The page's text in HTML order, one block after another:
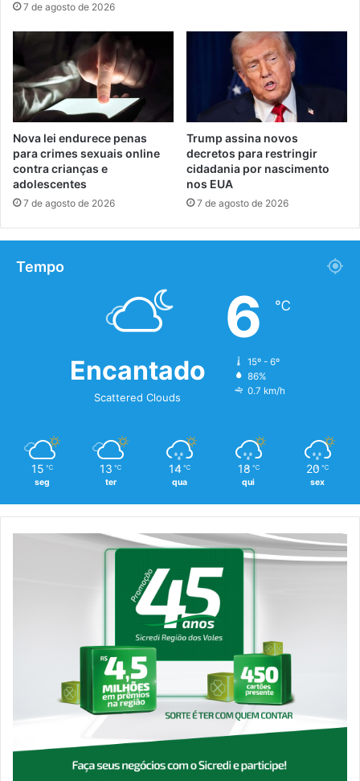
7 de agosto de 2026
Nova lei endurece penas
para crimes sexuais online
contra crianças e
adolescentes
7 de agosto de 2026
Trump assina novos
decretos para restringir
cidadania por nascimento
nos EUA
7 de agosto de 2026
Tempo
Encantado
Scattered Clouds
6 ℃
15º - 6º
86%
0.7 km/h
15 ℃
seg
13 ℃
ter
14 ℃
qua
18 ℃
qui
20 ℃
sex